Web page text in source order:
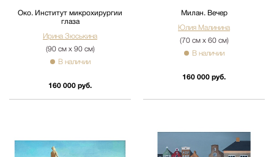
Око. Институт микрохирургии
глаза
Ирина Зюськина
(90 см х 90 см)
В наличии
160 000 руб.
Милан. Вечер
Юлия Малинина
(70 см х 60 см)
В наличии
160 000 руб.